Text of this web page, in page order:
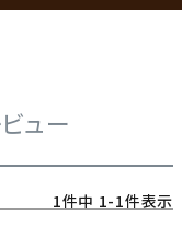
ュー
1件中 1-1件表示